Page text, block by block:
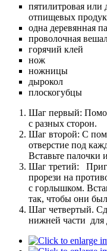
пятилитровая или
отпищевых
одна деревянная
проволочная
горячий клей
нож
ножницы
дырокол
плоскогубцы
Шаг первый:
с разных сторон.
Шаг второй: С
отверстие под
Вставьте палочки
Шаг третий:
прорези на
с горлышком.
так, чтобы они
Шаг четвертый.
нижней части для